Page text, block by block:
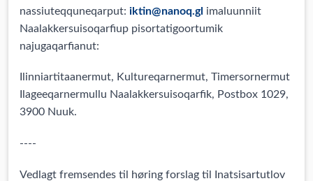
nassiuteqquneqarput: iktin@nanoq.gl imaluunniit
Naalakkersuisoqarfiup pisortatigoortumik
najugaqarfianut:
Ilinniartitaanermut, Kultureqarnermut, Timersornermut
Ilageeqarnermullu Naalakkersuisoqarfik, Postbox 1029,
3900 Nuuk.
----
Vedlagt fremsendes til høring forslag til Inatsisartutlov